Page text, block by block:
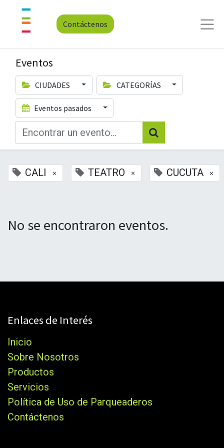
Contáctenos
Eventos
CIUDADES CATEGORÍAS
Eventos pasados
CALI × TEATRO × CUCUTA ×
No se encontraron eventos.
Enlaces de Interés
Inicio
Sobre Nosotros
Productos
Servicios
Política de Uso de Parqueaderos
Contáctenos